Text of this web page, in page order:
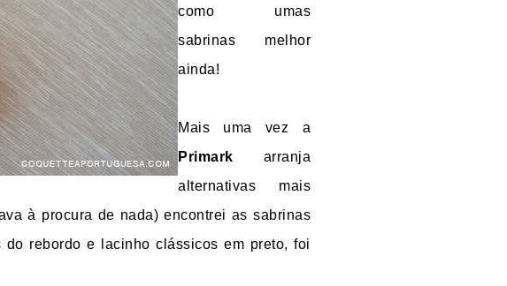
como umas
sabrinas melhor
ainda!
Mais uma vez a
Primark arranja
alternativas mais
à procura de nada) encontrei as sabrinas
rebordo e lacinho clássicos em preto, foi